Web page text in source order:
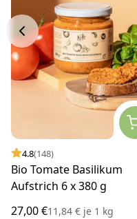
4.8(148)
Bio Tomate Basilikum
Aufstrich 6 x 380 g
27,00 €11,84 € je 1 kg